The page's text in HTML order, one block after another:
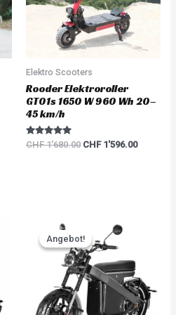
Elektro Scooters
Rooder Elektroroller
GT01s 1650 W 960 Wh 20–
45 km/h
Rated
CHF1'680.00 CHF1'596.00
Angebot!
Angebot!price
was:
CHF 5'217.00.